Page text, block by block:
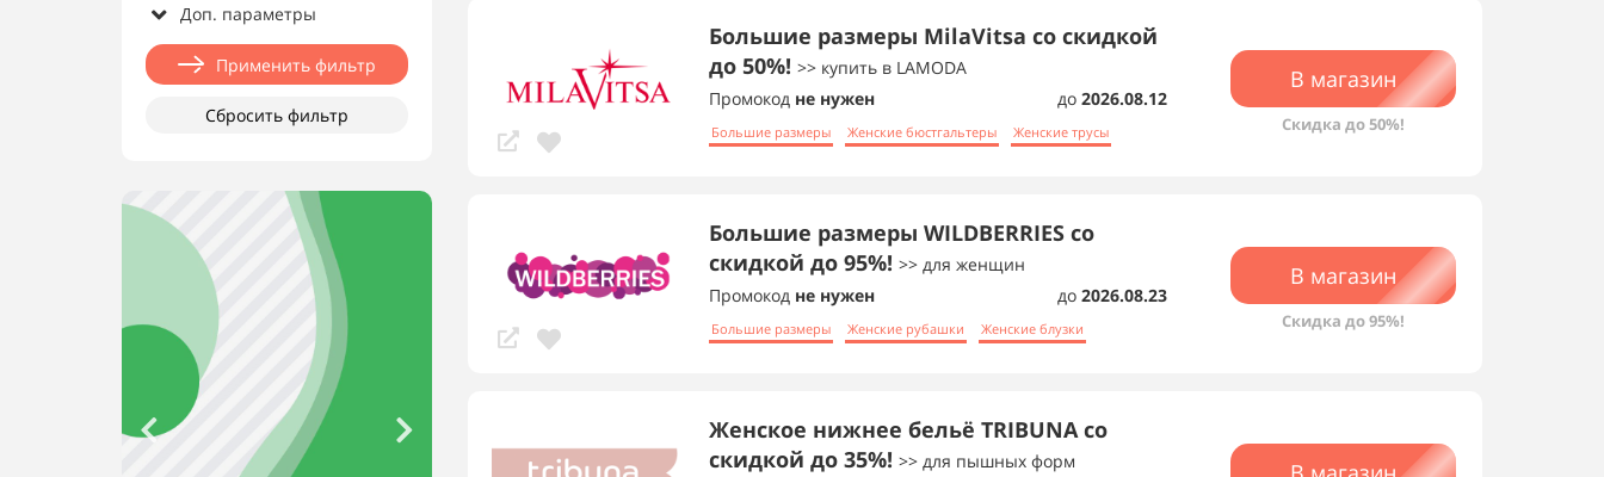
Доп. параметры
Применить фильтр
Сбросить фильтр
Большие размеры MilaVitsa со скидкой
до 50%! >> купить в LAMODA
Промокод не нужен до 2026.08.12
Большие размеры Женские бюстгальтеры Женские трусы
В магазин
Скидка до 50%!
Большие размеры WILDBERRIES со
скидкой до 95%! >> для женщин
Промокод не нужен до 2026.08.23
Большие размеры Женские рубашки Женские блузки
В магазин
Скидка до 95%!
Женское нижнее бельё TRIBUNA со
скидкой до 35%! >> для пышных форм